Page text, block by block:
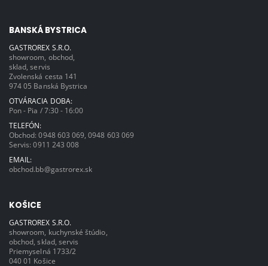
BANSKÁ BYSTRICA
GASTROREX S.R.O.
showroom, obchod,
sklad, servis
Zvolenská cesta 141
974 05 Banská Bystrica
OTVÁRACIA DOBA:
Pon - Pia / 7:30 - 16:00
TELEFÓN:
Obchod:0948 603 069 ,0948 603 069
Servis:0911 243 008
EMAIL:
obchod.bb@gastrorex.sk
KOŠICE
GASTROREX S.R.O.
showroom, kuchynské štúdio,
obchod, sklad, servis
Priemyselná 1733/2
040 01 Košice